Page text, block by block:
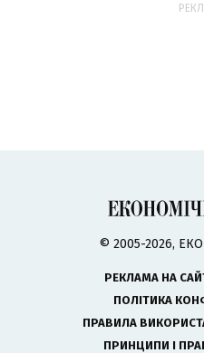
© 2005-2026,
РЕКЛАМА НА
ПОЛІТИКА
ПРАВИЛА
ПРИНЦИПИ І